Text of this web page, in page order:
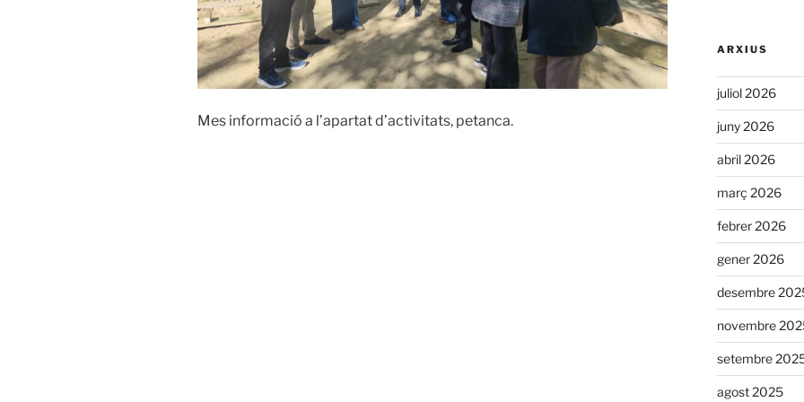
Mes informació a l’apartat d’activitats, petanca.
ARXIUS
juliol 2026
juny 2026
abril 2026
març 2026
febrer 2026
gener 2026
desembre
novembre
setembre
agost 2025